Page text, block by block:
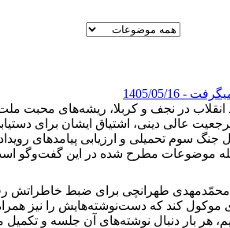
- 1405/05/16
در نجف و کربلا، ریشه‌های محبت
عالی دینی، اشتیاق ایشان برای
سوم تحمیلی و ارزیابی پیامدهای
گذشته بود، بیست‌وهشتم مهر ۱۴۰۳، به دفتر دکتر محمّدمهدی
کند که دست‌نوشته‌هایش را نیز
دنبال نوشته‌های آن جلسه و تکمیل